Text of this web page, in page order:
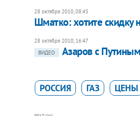
28 октября 2010, 08:45
Шматко: хотите скидку
28 октября 2010, 16:47
ВИДЕО
Азаров с
РОССИЯ ГАЗ ЦЕНЫ